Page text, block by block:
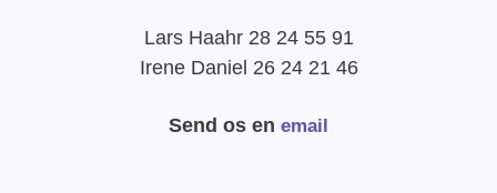
Lars Haahr 28 24 55 91
Irene Daniel 26 24 21 46
Send os en email